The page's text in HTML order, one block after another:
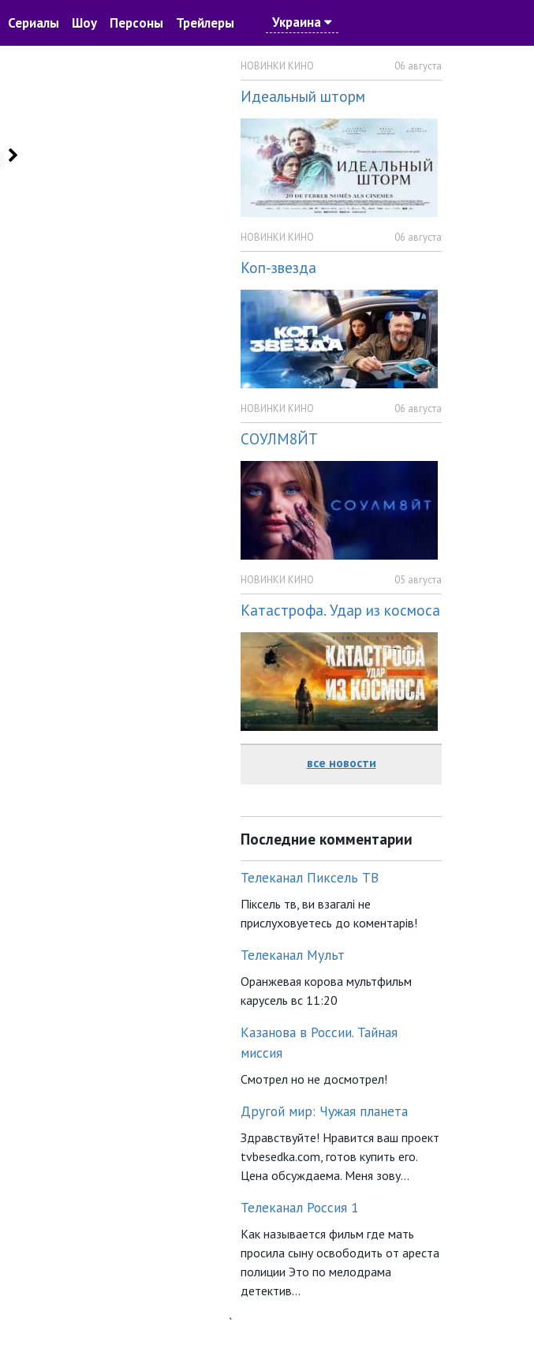
Сериалы Шоу Персоны Трейлеры Украина
НОВИНКИ КИНО 06 августа
Идеальный шторм
НОВИНКИ КИНО 06 августа
Коп-звезда
НОВИНКИ КИНО 06 августа
СОУЛМ8ЙТ
НОВИНКИ КИНО 05 августа
Катастрофа. Удар из космоса
все новости
Последние комментарии
Телеканал Пиксель ТВ
Піксель тв, ви взагалі не
прислуховуетесь до коментарів!
Телеканал Мульт
Оранжевая корова мультфильм
карусель вс 11:20
Казанова в России. Тайная
миссия
Смотрел но не досмотрел!
Другой мир: Чужая планета
Здравствуйте! Нравится ваш проект
tvbesedka.com, готов купить его.
Цена обсуждаема. Меня зову...
Телеканал Россия 1
Как называется фильм где мать
просила сыну освободить от ареста
полиции Это по мелодрама
детектив...
`